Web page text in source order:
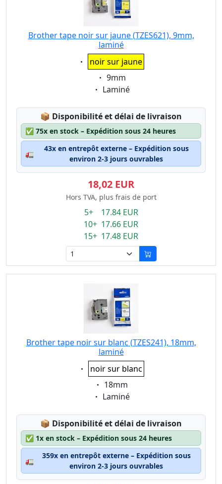
Brother tape noir sur jaune (TZES621), 9mm,
laminé
Eigenschaft:
noir sur jaune
Eigenschaft:
9mm
Eigenschaft:
Laminé
📦 Lagerstatus:
Disponibilité et délai de livraison
✅ 75x en stock – Expédition sous 24 heures
🚛
43x en entrepôt externe – Expédition sous
environ 2-3 jours ouvrables
18,02 EUR
Hors TVA, plus frais de port
5+ 17.84 EUR
10+ 17.66 EUR
15+ 17.48 EUR
Brother tape noir sur blanc (TZES241), 18mm,
laminé
Eigenschaft:
noir sur blanc
Eigenschaft:
18mm
Eigenschaft:
Laminé
📦 Lagerstatus:
Disponibilité et délai de livraison
✅ 1x en stock – Expédition sous 24 heures
🚛
359x en entrepôt externe – Expédition sous
environ 2-3 jours ouvrables